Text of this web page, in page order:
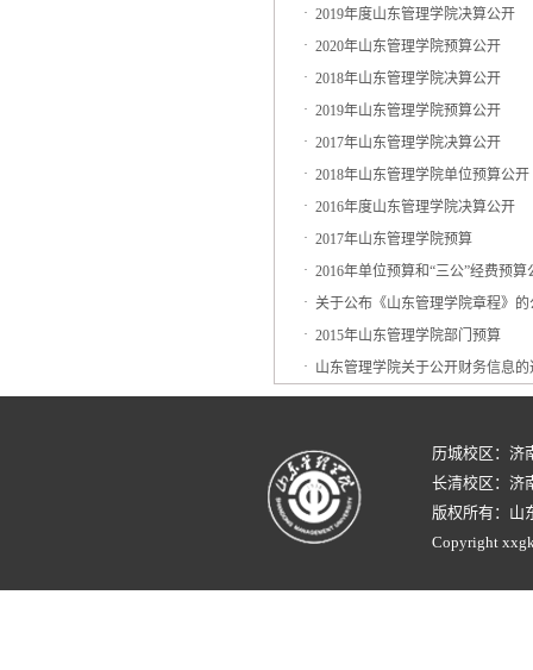
· 2019年度山东管理学院决算公开
· 2020年山东管理学院预算公开
· 2018年山东管理学院决算公开
· 2019年山东管理学院预算公开
· 2017年山东管理学院决算公开
· 2018年山东管理学院单位预算公开
· 2016年度山东管理学院决算公开
· 2017年山东管理学院预算
· 2016年单位预算和“三公”经费预算
· 关于公布《山东管理学院章程》的
· 2015年山东管理学院部门预算
· 山东管理学院关于公开财务信息的
历城校区：
长清校区：
版权所有：山
Copyright